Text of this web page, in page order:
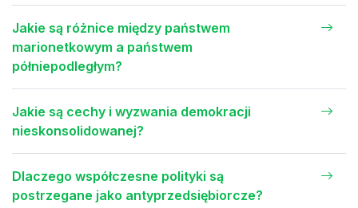
Jakie są różnice między państwem
marionetkowym a państwem
półniepodległym?
Jakie są cechy i wyzwania demokracji
nieskonsolidowanej?
Dlaczego współczesne polityki są
postrzegane jako antyprzedsiębiorcze?